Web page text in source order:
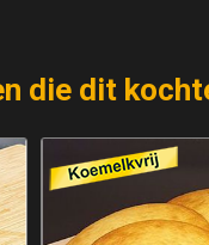
die dit